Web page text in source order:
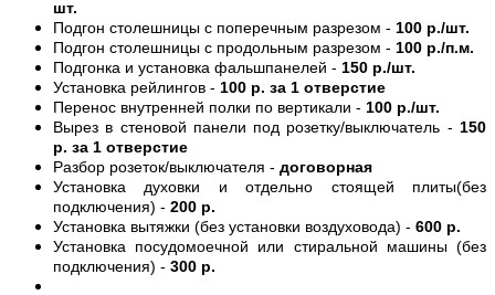
шт.
Подгон столешницы с поперечным разрезом - 100 р./шт.
Подгон столешницы с продольным разрезом - 100 р./п.м.
Подгонка и установка фальшпанелей - 150 р./шт.
Установка рейлингов - 100 р. за 1 отверстие
Перенос внутренней полки по вертикали - 100 р./шт.
Вырез в стеновой панели под розетку/выключатель - 150
р. за 1 отверстие
Разбор розеток/выключателя - договорная
Установка духовки и отдельно стоящей плиты(без
подключения) - 200 р.
Установка вытяжки (без установки воздуховода) - 600 р.
Установка посудомоечной или стиральной машины (без
подключения) - 300 р.